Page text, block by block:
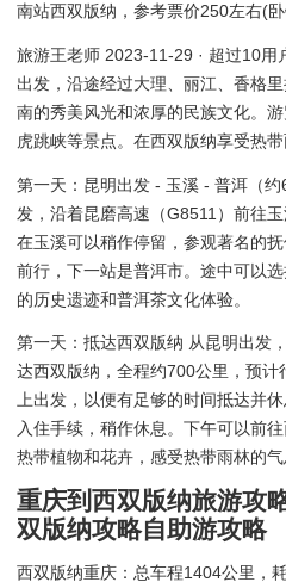
南站西双版纳，参考票价250左右(卧
旅游王老师 2023-11-29 · 超过10用
出发，沿途经过大理、丽江、香格
南的秀美风光和浓厚的民族文化。
虎跳峡等景点。在西双版纳享受热带
第一天：昆明出发 - 玉溪 - 普洱（
发，沿着昆磨高速（G8511）前往
在玉溪可以稍作停留，参观著名的
前行，下一站是普洱市。途中可以
的历史遗迹和普洱茶文化体验。
第一天：抵达西双版纳 从昆明出发
达西双版纳，全程约700公里，预
上出发，以便有足够的时间抵达并
入住手续，稍作休息。下午可以前
热带植物和花卉，感受热带雨林的气
重庆到西双版纳旅游攻
双版纳攻略自助游攻略
西双版纳重庆：总车程1404公里，